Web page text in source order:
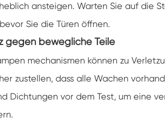
Haltbarkeitsprüfungen
Stabilitäts kammer
ansteigen. Warten Sie auf die
Sie die Türen öffnen.
gegen bewegliche Teile
mechanismen können zu
zustellen, dass alle Wachen
Dichtungen vor dem Test, um eine